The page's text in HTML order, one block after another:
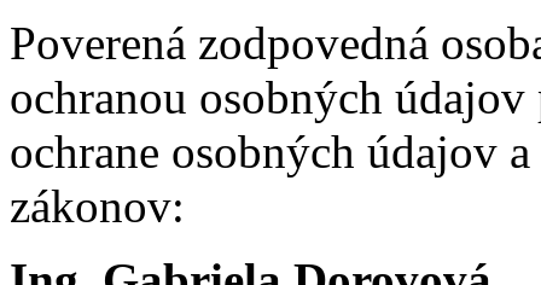
Poverená zodpovedná
ochranou osobných
ochrane osobných údajov
zákonov: